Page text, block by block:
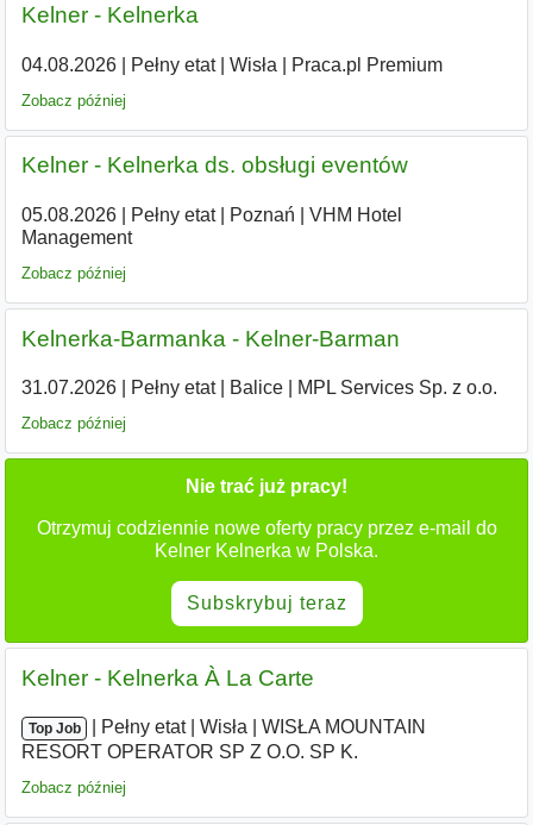
Kelner - Kelnerka
04.08.2026| Pełny etat| Wisła Praca.pl Premium
Zobacz później
Kelner - Kelnerka ds. obsługi eventów
05.08.2026| Pełny etat| Poznań
VHM Hotel
Management
Zobacz później
Kelnerka-Barmanka - Kelner-Barman
31.07.2026| Pełny etat| Balice| MPL Services Sp. z o.o.
Zobacz później
Nie trać już pracy!
Otrzymuj codziennie nowe oferty pracy przez e-mail do
Kelner Kelnerka w Polska.
Subskrybuj teraz
Kelner - Kelnerka À La Carte
Top Job Pełny etat| Wisła
WISŁA MOUNTAIN
RESORT OPERATOR SP Z O.O. SP K.
Zobacz później